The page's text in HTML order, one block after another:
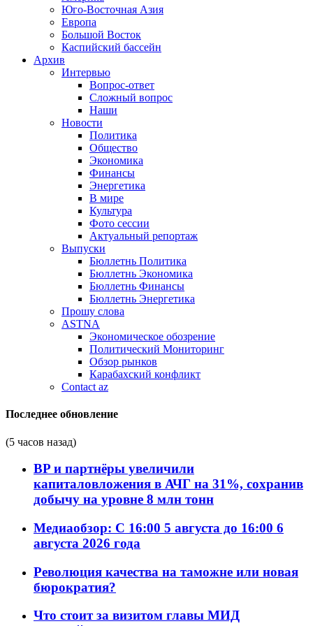
Юго-Восточная Азия
Европа
Большой Восток
Каспийский бассейн
Архив
Интервью
Вопрос-ответ
Сложный вопрос
Наши
Новости
Политика
Общество
Экономика
Финансы
Энергетика
В мире
Культура
Фото сессии
Актуальный репортаж
Выпуски
Бюллетнь Политика
Бюллетнь Экономика
Бюллетнь Финансы
Бюллетнь Энергетика
Прошу слова
ASTNA
Экономическое обозрение
Политический Мониторинг
Обзор рынков
Карабахский конфликт
Contact az
Последнее обновление
(5 часов назад)
BP и партнёры увеличили
капиталовложения в АЧГ на 31%, сохранив
добычу на уровне 8 млн тонн
Медиаобзор: С 16:00 5 августа до 16:00 6
августа 2026 года
Революция качества на таможне или новая
бюрократия?
Что стоит за визитом главы МИД